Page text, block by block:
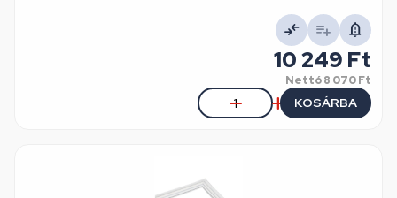
10 249 Ft
Nettó8 070 Ft
KOSÁRBA